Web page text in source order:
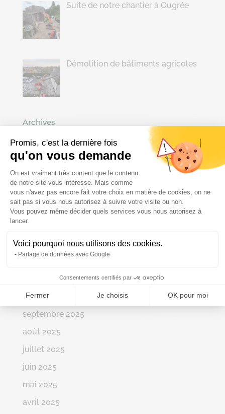
Promis, c'est la dernière fois
qu'on vous demande
Plateforme de Gestion du
On est vraiment très content que le contenu
de notre site vous intéresse. Mais comme
vous n'avez pas encore fait votre choix en matière de cookies, on ne
sait pas si vous nous autorisez à suivre votre visite ou non.
Vous pouvez même décider quels services vous nous autorisez à
lancer.
Voici pourquoi nous utilisons des cookies.
Partage de données avec Google
Consentements certifiés par
Fermer Je choisis OK pour moi
Axeptio consent
Suite de notre chantier à Ougrée
Démolition de bâtiments agricoles
Archives
juillet 2026
juin 2026
mai 2026
avril 2026
mars 2026
février 2026
janvier 2026
novembre 2025
octobre 2025
septembre 2025
août 2025
juillet 2025
juin 2025
mai 2025
avril 2025